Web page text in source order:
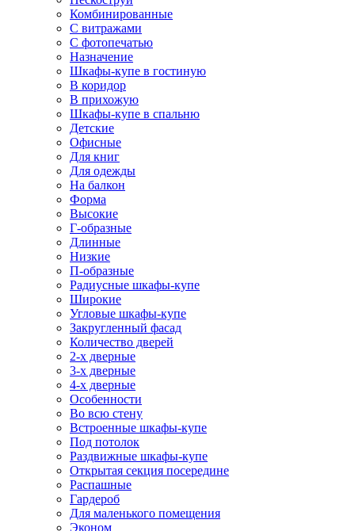
Комбинированные
С витражами
С фотопечатью
Назначение
Шкафы-купе в гостиную
В коридор
В прихожую
Шкафы-купе в спальню
Детские
Офисные
Для книг
Для одежды
На балкон
Форма
Высокие
Г-образные
Длинные
Низкие
П-образные
Радиусные шкафы-купе
Широкие
Угловые шкафы-купе
Закругленный фасад
Количество дверей
2-х дверные
3-х дверные
4-х дверные
Особенности
Во всю стену
Встроенные шкафы-купе
Под потолок
Раздвижные шкафы-купе
Открытая секция посередине
Распашные
Гардероб
Для маленького помещения
Эконом